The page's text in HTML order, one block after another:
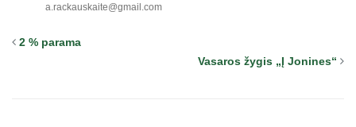
a.rackauskaite@gmail.com
2 % parama
Vasaros žygis „Į Jonines“